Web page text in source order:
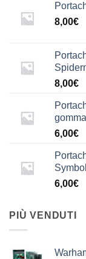
8,00€
8,00€
6,00€
Symbol
6,00€
PIÙ VENDUTI